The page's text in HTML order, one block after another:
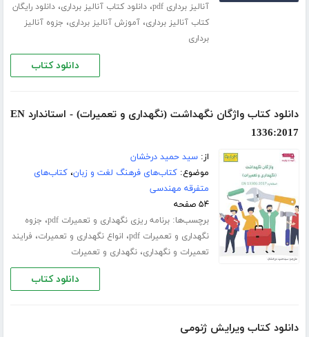
آنالیز برداری pdf ،دانلود کتاب آنالیز برداری،دانلود رایگان
کتاب آنالیز برداری،آموزش آنالیز برداری، جزوه آنالیز
برداری
دانلود کتاب
دانلود کتاب واژگان نگهداشت (نگهداری و تعمیرات) - استاندارد EN
1336:2017
از:سید حمید درخشان
موضوع:کتاب‌های فرهنگ لغت و زبان،کتاب‌های
متفرقه مهندسی
۵۴ صفحه
برچسب‌ها:برنامه ریزی نگهداری و تعمیرات pdf ، جزوه
نگهداری و تعمیرات pdf
، انواع نگهداری و تعمیرات، فرایند
تعمیرات و نگهداری،نگهداری و تعمیرات
دانلود کتاب
دانلود کتاب ویرایش ژنومی